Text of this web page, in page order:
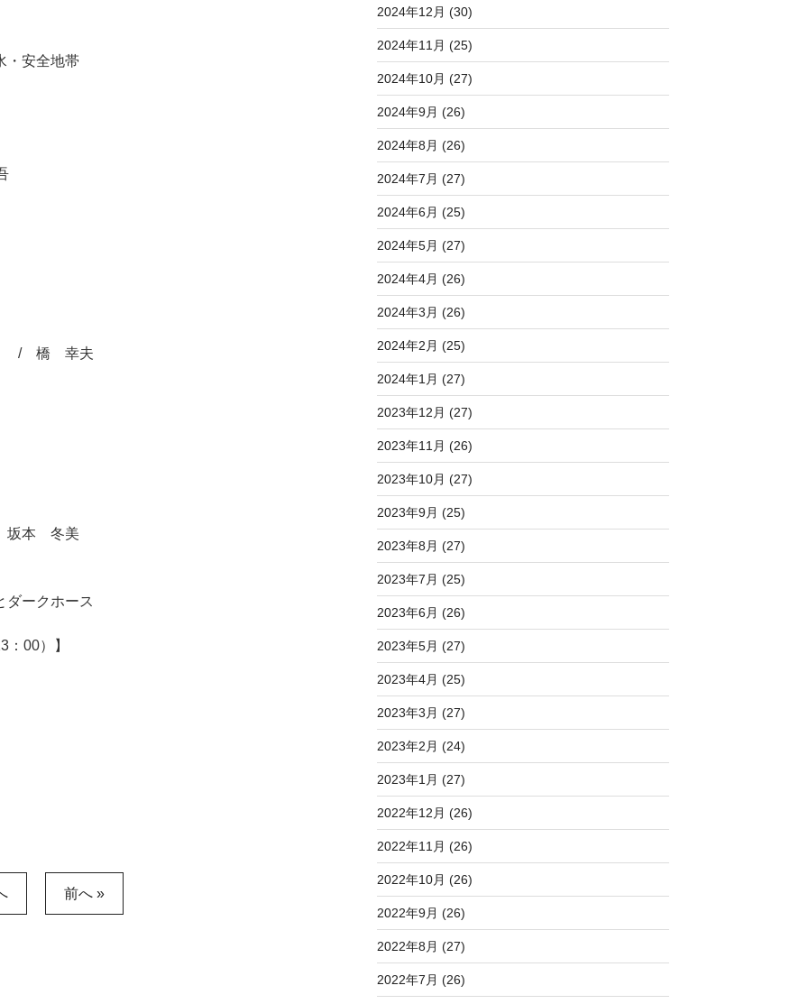
安全地帯
） / 橋 幸夫
坂本 冬美
ークホース
00）】
前へ »
2024年12月 (30)
2024年11月 (25)
2024年10月 (27)
2024年9月 (26)
2024年8月 (26)
2024年7月 (27)
2024年6月 (25)
2024年5月 (27)
2024年4月 (26)
2024年3月 (26)
2024年2月 (25)
2024年1月 (27)
2023年12月 (27)
2023年11月 (26)
2023年10月 (27)
2023年9月 (25)
2023年8月 (27)
2023年7月 (25)
2023年6月 (26)
2023年5月 (27)
2023年4月 (25)
2023年3月 (27)
2023年2月 (24)
2023年1月 (27)
2022年12月 (26)
2022年11月 (26)
2022年10月 (26)
2022年9月 (26)
2022年8月 (27)
2022年7月 (26)